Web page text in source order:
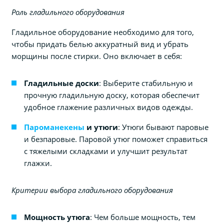
Роль гладильного оборудования
Гладильное оборудование необходимо для того,
чтобы придать белью аккуратный вид и убрать
морщины после стирки. Оно включает в себя:
Гладильные доски: Выберите стабильную и
прочную гладильную доску, которая обеспечит
удобное глажение различных видов одежды.
Пароманекены и утюги: Утюги бывают паровые
и безпаровые. Паровой утюг поможет справиться
с тяжелыми складками и улучшит результат
глажки.
Критерии выбора гладильного оборудования
Мощность утюга: Чем больше мощность, тем